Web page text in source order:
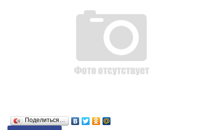
Поделиться…